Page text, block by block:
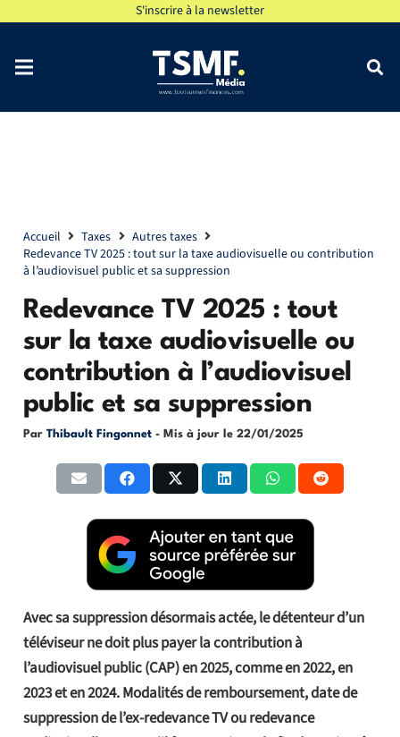
S'inscrire à la newsletter
Accueil Taxes
Autres taxes
Redevance TV 2025 : tout sur la taxe audiovisuelle ou contribution
à l’audiovisuel public et sa suppression
Redevance TV 2025 : tout
sur la taxe audiovisuelle ou
contribution à l’audiovisuel
public et sa suppression
Par Thibault Fingonnet - Mis à jour le 22/01/2025
Avec sa suppression désormais actée, le détenteur d’un
téléviseur ne doit plus payer la contribution à
l’audiovisuel public (CAP) en 2025, comme en 2022, en
2023 et en 2024. Modalités de remboursement, date de
suppression de l’ex-redevance TV ou redevance